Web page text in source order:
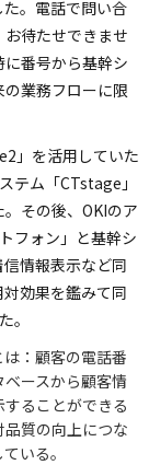
。電話で問い合
待たせできませ
番号から基幹シ
業務フローに限
」を活用していた
テム「CTstage」
その後、OKIのア
フォン」と基幹シ
情報表示など同
効果を鑑みて同
。
：顧客の電話番
ースから顧客情
ることができる
質の向上につな
いる。